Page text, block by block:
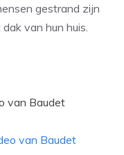
gestrand zijn
van hun huis.
van Baudet